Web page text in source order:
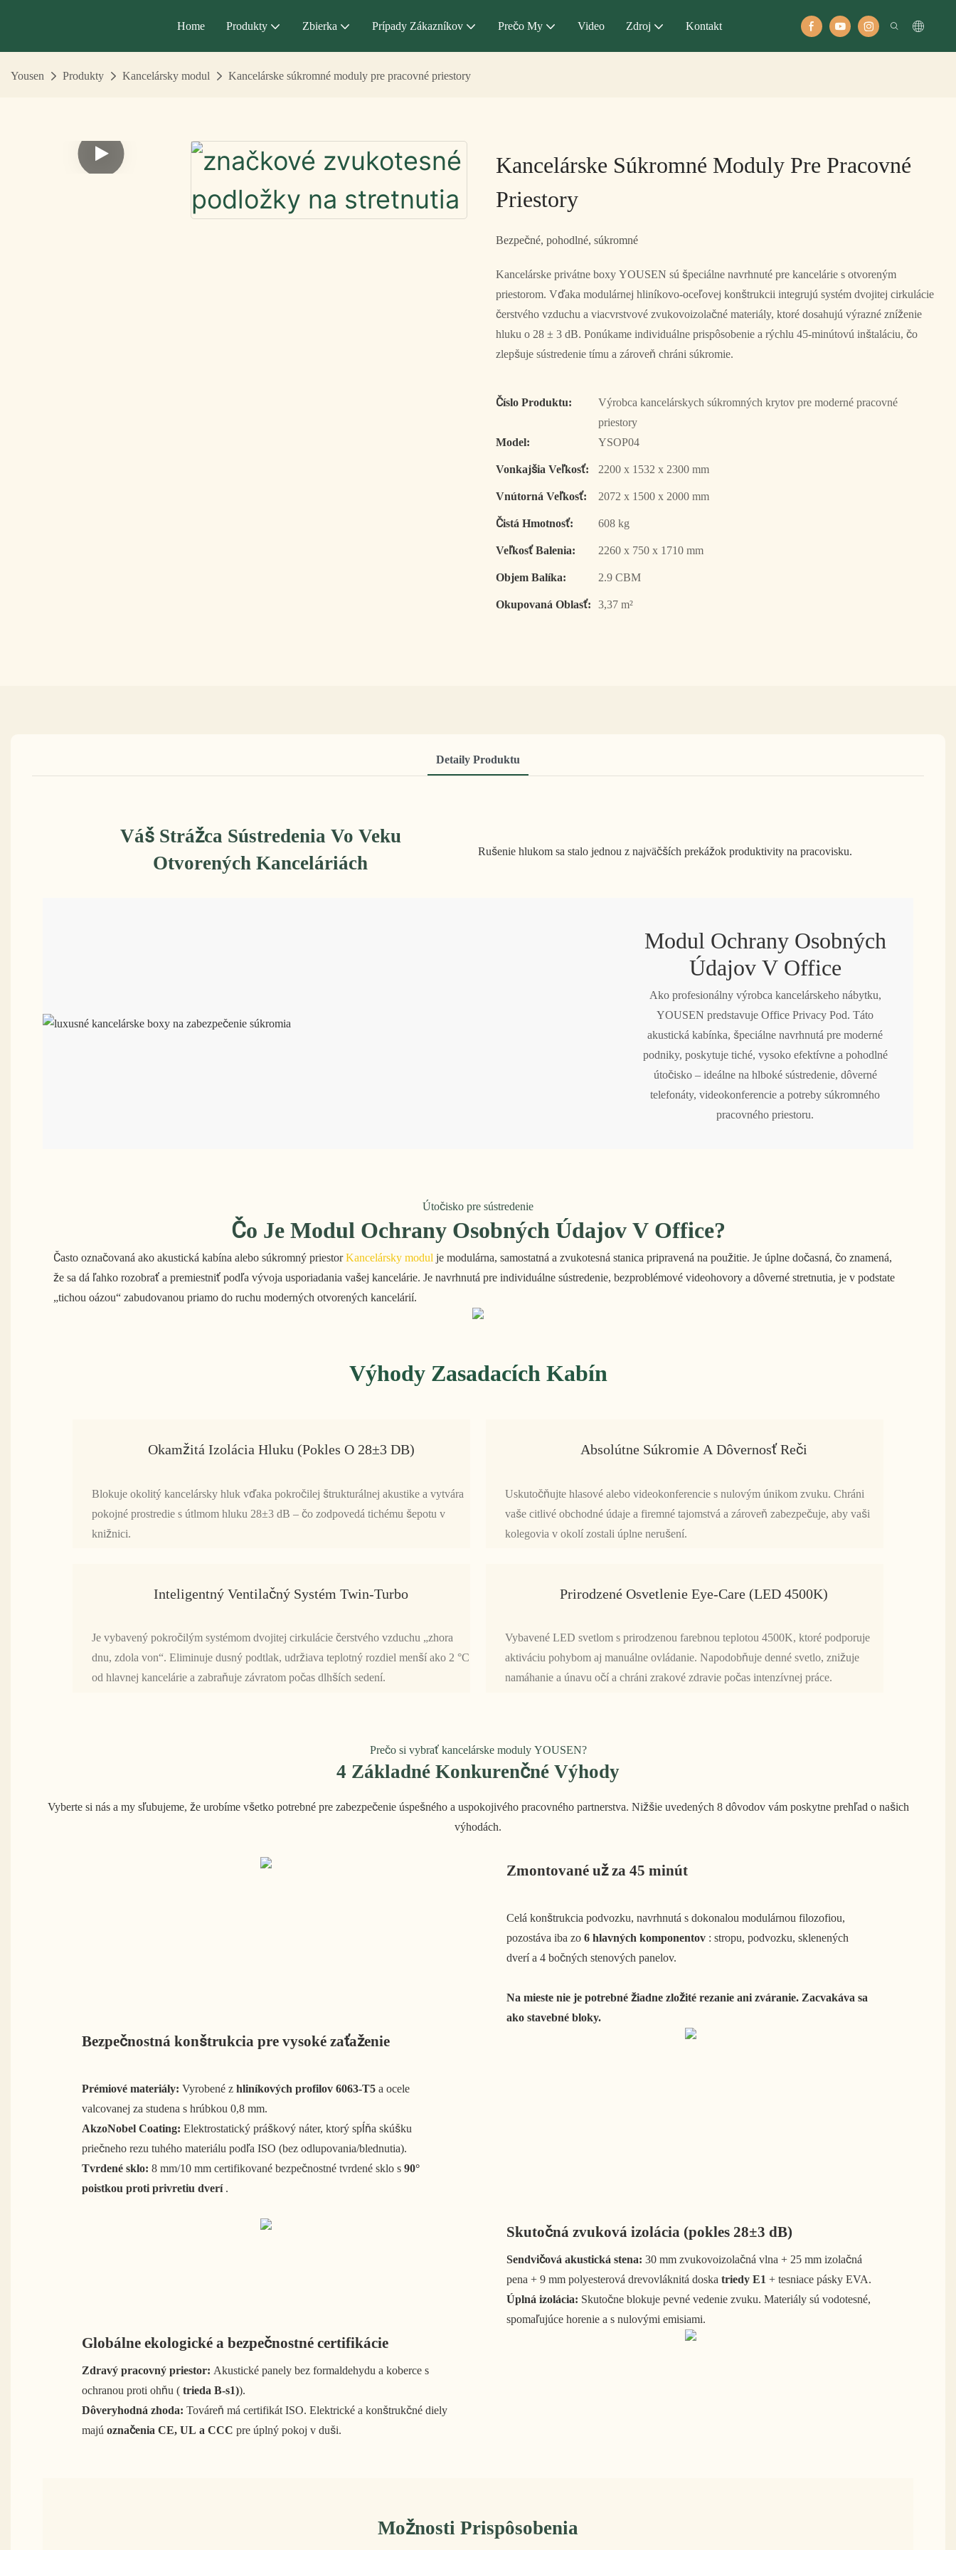
Home Produkty Zbierka Prípady Zákazníkov Prečo My Video Zdroj Kontakt
Yousen Produkty Kancelársky modul Kancelárske súkromné ​​moduly pre pracovné priestory
Kancelárske Súkromné ​​moduly Pre Pracovné
Priestory
Bezpečné, pohodlné, súkromné
Kancelárske privátne boxy YOUSEN sú špeciálne navrhnuté pre kancelárie s otvoreným
priestorom. Vďaka modulárnej hliníkovo-oceľovej konštrukcii integrujú systém dvojitej cirkulácie
čerstvého vzduchu a viacvrstvové zvukovoizolačné materiály, ktoré dosahujú výrazné zníženie
hluku o 28 ± 3 dB. Ponúkame individuálne prispôsobenie a rýchlu 45-minútovú inštaláciu, čo
zlepšuje sústredenie tímu a zároveň chráni súkromie.
Číslo Produktu:
Výrobca kancelárskych súkromných krytov pre moderné pracovné
priestory
Model:
YSOP04
Vonkajšia Veľkosť:
2200 x 1532 x 2300 mm
Vnútorná Veľkosť:
2072 x 1500 x 2000 mm
Čistá Hmotnosť:
608 kg
Veľkosť Balenia:
2260 x 750 x 1710 mm
Objem Balíka:
2.9 CBM
Okupovaná Oblasť: 3,37 m²
Detaily Produktu
Váš Strážca Sústredenia Vo Veku
Otvorených Kanceláriách
Rušenie hlukom sa stalo jednou z najväčších prekážok produktivity na pracovisku.
Modul Ochrany Osobných
Údajov V Office
Ako profesionálny výrobca kancelárskeho nábytku,
YOUSEN predstavuje Office Privacy Pod. Táto
akustická kabínka, špeciálne navrhnutá pre moderné
podniky, poskytuje tiché, vysoko efektívne a pohodlné
útočisko – ideálne na hlboké sústredenie, dôverné
telefonáty, videokonferencie a potreby súkromného
pracovného priestoru.
Útočisko pre sústredenie
Čo Je Modul Ochrany Osobných Údajov V Office?
Často označovaná ako akustická kabína alebo súkromný priestorKancelársky modul je modulárna, samostatná a zvukotesná stanica pripravená na použitie. Je úplne dočasná, čo znamená,
že sa dá ľahko rozobrať a premiestniť podľa vývoja usporiadania vašej kancelárie. Je navrhnutá pre individuálne sústredenie, bezproblémové videohovory a dôverné stretnutia, je v podstate
„tichou oázou“ zabudovanou priamo do ruchu moderných otvorených kancelárií.
Výhody Zasadacích Kabín
Okamžitá Izolácia Hluku (pokles O 28±3 DB)
Blokuje okolitý kancelársky hluk vďaka pokročilej štrukturálnej akustike a vytvára
pokojné prostredie s útlmom hluku 28±3 dB – čo zodpovedá tichému šepotu v
knižnici.
Absolútne Súkromie A Dôvernosť Reči
Uskutočňujte hlasové alebo videokonferencie s nulovým únikom zvuku. Chráni
vaše citlivé obchodné údaje a firemné tajomstvá a zároveň zabezpečuje, aby vaši
kolegovia v okolí zostali úplne nerušení.
Inteligentný Ventilačný Systém Twin-Turbo
Je vybavený pokročilým systémom dvojitej cirkulácie čerstvého vzduchu „zhora
dnu, zdola von“. Eliminuje dusný podtlak, udržiava teplotný rozdiel menší ako 2 °C
od hlavnej kancelárie a zabraňuje závratom počas dlhších sedení.
Prirodzené Osvetlenie Eye-Care (LED 4500K)
Vybavené LED svetlom s prirodzenou farebnou teplotou 4500K, ktoré podporuje
aktiváciu pohybom aj manuálne ovládanie. Napodobňuje denné svetlo, znižuje
namáhanie a únavu očí a chráni zrakové zdravie počas intenzívnej práce.
Prečo si vybrať kancelárske moduly YOUSEN?
4 Základné Konkurenčné Výhody
Vyberte si nás a my sľubujeme, že urobíme všetko potrebné pre zabezpečenie úspešného a uspokojivého pracovného partnerstva. Nižšie uvedených 8 dôvodov vám poskytne prehľad o našich
výhodách.
Zmontované už za 45 minút
Celá konštrukcia podvozku, navrhnutá s dokonalou modulárnou filozofiou,
pozostáva iba zo6 hlavných komponentov : stropu, podvozku, sklenených
dverí a 4 bočných stenových panelov.
Na mieste nie je potrebné žiadne zložité rezanie ani zváranie. Zacvakáva sa
ako stavebné bloky.
Bezpečnostná konštrukcia pre vysoké zaťaženie
Prémiové materiály: Vyrobené zhliníkových profilov 6063-T5 a ocele
valcovanej za studena s hrúbkou 0,8 mm.
AkzoNobel Coating: Elektrostatický práškový náter, ktorý spĺňa skúšku
priečneho rezu tuhého materiálu podľa ISO (bez odlupovania/blednutia).
Tvrdené sklo: 8 mm/10 mm certifikované bezpečnostné tvrdené sklo s90°
poistkou proti privretiu dverí.
Skutočná zvuková izolácia (pokles 28±3 dB)
Sendvičová akustická stena: 30 mm zvukovoizolačná vlna + 25 mm izolačná
pena + 9 mm polyesterová drevovláknitá doskatriedy E1 + tesniace pásky EVA.
Úplná izolácia: Skutočne blokuje pevné vedenie zvuku. Materiály sú vodotesné,
spomaľujúce horenie a s nulovými emisiami.
Globálne ekologické a bezpečnostné certifikácie
Zdravý pracovný priestor: Akustické panely bez formaldehydu a koberce s
ochranou proti ohňu (trieda B-s1)).
Dôveryhodná zhoda: Továreň má certifikát ISO. Elektrické a konštrukčné diely
majúoznačenia CE, UL a CCC pre úplný pokoj v duši.
Možnosti Prispôsobenia